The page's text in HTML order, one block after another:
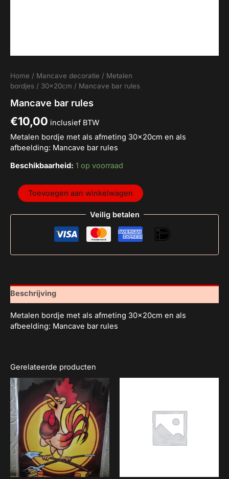
Home / Mancave decoratie / Metalen
bordjes / 30x20cm / Mancave bar rules
Mancave bar rules
€10,00 inclusief BTW
Metalen bordje met als afmeting 30x20cm en als
afbeelding: Mancave bar rules
Beschikbaarheid: 1 op voorraad
Toevoegen aan winkelwagen
Veilig betalen
Beschrijving
Metalen bordje met als afmeting 30x20cm en als
afbeelding: Mancave bar rules
Gerelateerde producten